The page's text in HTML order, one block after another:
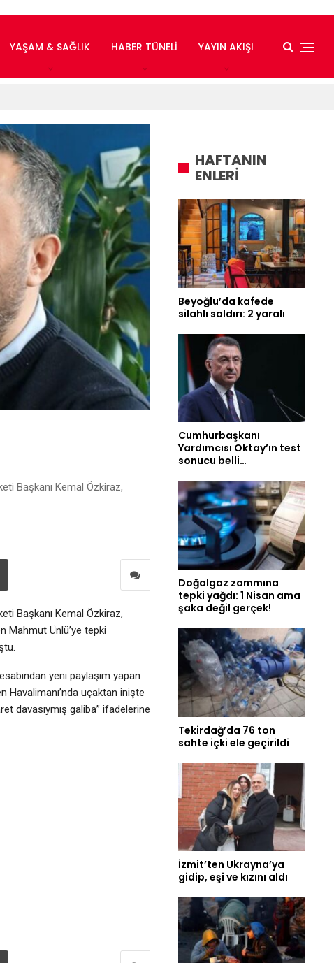
YAŞAM & SAĞLIK HABER TÜNELI YAYIN AKIŞI
Başkanı Kemal Özkiraz,
Başkanı Kemal Özkiraz,
Mahmut Ünlü’ye tepki
yeni paylaşım yapan
Havalimanı’nda uçaktan inişte
davasıymış galiba” ifadelerine
HAFTANIN
ENLERİ
Beyoğlu’da kafede
silahlı saldırı: 2 yaralı
Cumhurbaşkanı
Yardımcısı Oktay’ın test
sonucu belli…
Doğalgaz zammına
tepki yağdı: 1 Nisan ama
şaka değil gerçek!
Tekirdağ’da 76 ton
sahte içki ele geçirildi
İzmit’ten Ukrayna’ya
gidip, eşi ve kızını aldı